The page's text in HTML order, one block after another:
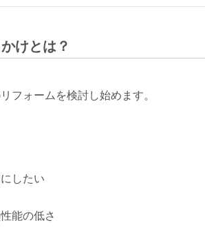
けとは？
フォームを検討し始めます。
したい
能の低さ